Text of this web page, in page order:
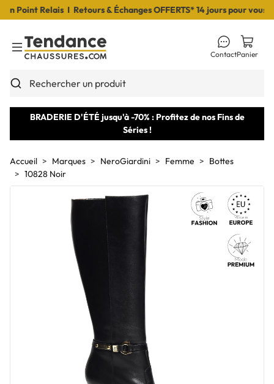
Point Relais I Retours & Échanges OFFERTS* 14 jours pour vous
Toggle Menu
Rechercher un produit
ContactPanier
BRADERIE D'ÉTÉ jusqu'à -70% : Profitez de nos Fins de
Séries !
Accueil Marques NeroGiardini Femme
Bottes
10828 Noir